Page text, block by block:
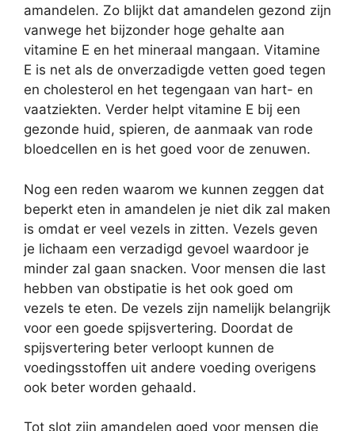
amandelen. Zo blijkt dat amandelen gezond zijn
vanwege het bijzonder hoge gehalte aan
vitamine E en het mineraal mangaan. Vitamine
E is net als de onverzadigde vetten goed tegen
en cholesterol en het tegengaan van hart- en
vaatziekten. Verder helpt vitamine E bij een
gezonde huid, spieren, de aanmaak van rode
bloedcellen en is het goed voor de zenuwen.
Nog een reden waarom we kunnen zeggen dat
beperkt eten in amandelen je niet dik zal maken
is omdat er veel vezels in zitten. Vezels geven
je lichaam een verzadigd gevoel waardoor je
minder zal gaan snacken. Voor mensen die last
hebben van obstipatie is het ook goed om
vezels te eten. De vezels zijn namelijk belangrijk
voor een goede spijsvertering. Doordat de
spijsvertering beter verloopt kunnen de
voedingsstoffen uit andere voeding overigens
ook beter worden gehaald.
Tot slot zijn amandelen goed voor mensen die